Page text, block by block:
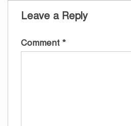
Leave a Reply
Comment *